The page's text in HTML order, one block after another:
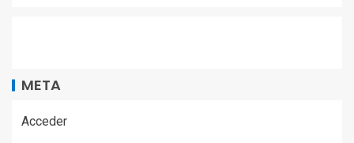
META
Acceder